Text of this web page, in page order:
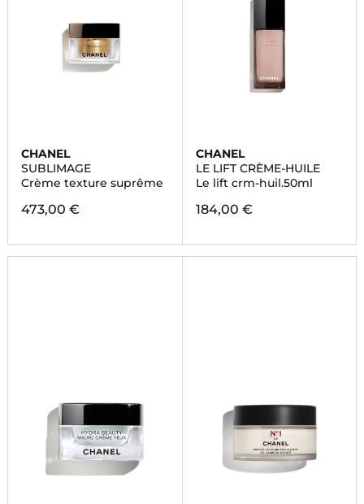
CHANEL
SUBLIMAGE
Crème texture suprême
473,00 €
CHANEL
LE LIFT CRÈME-HUILE
Le lift crm-huil.50ml
184,00 €